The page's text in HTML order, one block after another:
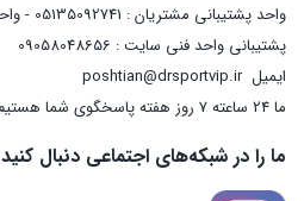
پشتیبانی واحد فنی سایت : 09058048656
ایمیلposhtian@drsportvip.ir
ما 24 ساعته 7 روز هفته پاسخگوی شما هستیم.
ما را در شبکه‌های اجتماعی دنبال کنید